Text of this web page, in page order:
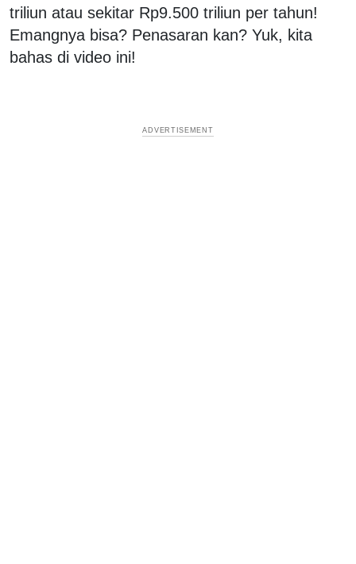
triliun atau sekitar Rp9.500 triliun per tahun!
Emangnya bisa? Penasaran kan? Yuk, kita
bahas di video ini!